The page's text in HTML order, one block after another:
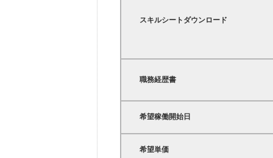
スキルシートダウンロード
職務経歴書
希望稼働開始日
希望単価